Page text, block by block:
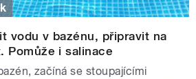
vodu v bazénu, připravit na
Pomůže i salinace
začíná se stoupajícími